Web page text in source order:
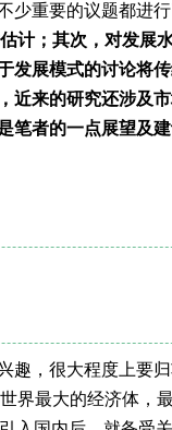
少重要的议题都进
计； 其次，对发展
发展模式的讨论将
近来的研究还涉及
笔者的一点展望及建
，很大程度上要
界最大的经济体，